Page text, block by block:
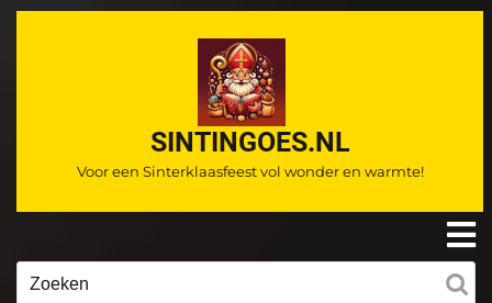
Ga
SINTINGOES.NL
Voor een Sinterklaasfeest vol wonder en warmte!